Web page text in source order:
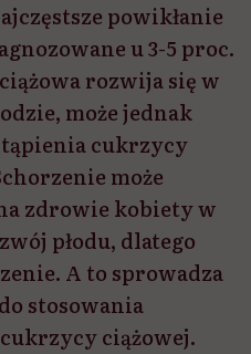
powikłanie
u 3-5 proc.
rozwija się w
może jednak
cukrzycy
może
zdrowie kobiety w
płodu, dlatego
A to sprowadza
stosowania
ciążowej.